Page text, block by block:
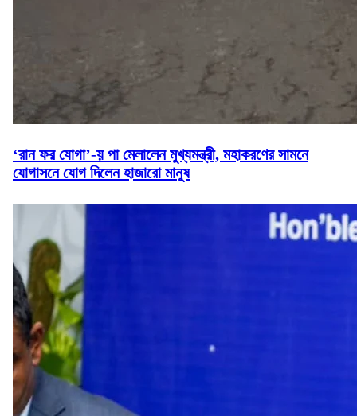
‘রান ফর যোগা’-য় পা মেলালেন মুখ্যমন্ত্রী, মহাকরণের সামনে
যোগাসনে যোগ দিলেন হাজারো মানুষ